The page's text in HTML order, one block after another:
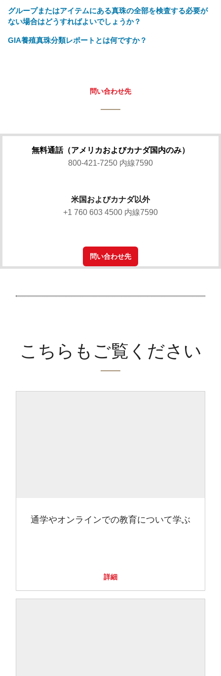
グループまたはアイテムにある真珠の全部を検査する必要が
ない場合はどうすればよいでしょうか？
GIA養殖真珠分類レポートとは何ですか？
問い合わせ先
無料通話（アメリカおよびカナダ国内のみ）
800-421-7250 内線7590
米国およびカナダ以外
+1 760 603 4500 内線7590
問い合わせ先
こちらもご覧ください
通学やオンラインでの教育について学ぶ
詳細